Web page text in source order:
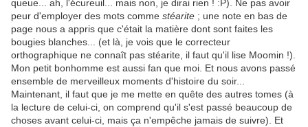
queue... ah, l'écureuil... mais non, je dirai rien ! :P). Ne pas avoir
peur d'employer des mots comme stéarite ; une note en bas de
page nous a appris que c'était la matière dont sont faites les
bougies blanches... (et là, je vois que le correcteur
orthographique ne connaît pas stéarite, il faut qu'il lise Moomin !).
Mon petit bonhomme est aussi fan que moi. Et nous avons passé
ensemble de merveilleux moments d'histoire du soir...
Maintenant, il faut que je me mette en quête des autres tomes (à
la lecture de celui-ci, on comprend qu'il s'est passé beaucoup de
choses avant celui-ci, mais ça n'empêche jamais de suivre). Et